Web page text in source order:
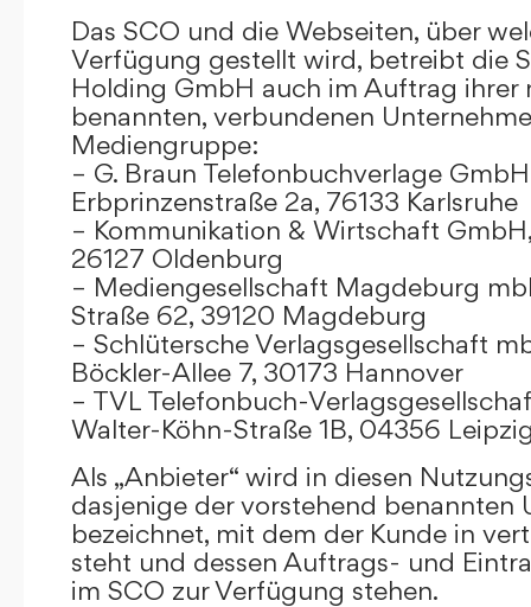
Das SCO und die Webseiten, über
Verfügung gestellt wird, betreibt die
Holding GmbH auch im Auftrag ihrer
benannten, verbundenen
Mediengruppe:
– G. Braun Telefonbuchverlage GmbH
Erbprinzenstraße 2a, 76133 Karlsruhe
– Kommunikation & Wirtschaft
26127 Oldenburg
– Mediengesellschaft Magdeburg
Straße 62, 39120 Magdeburg
– Schlütersche Verlagsgesellschaft
Böckler-Allee 7, 30173 Hannover
– TVL Telefonbuch-
Walter-Köhn-Straße 1B, 04356
Als „Anbieter“ wird in diesen
dasjenige der vorstehend benannten
bezeichnet, mit dem der Kunde in
steht und dessen Auftrags- und
im SCO zur Verfügung stehen.